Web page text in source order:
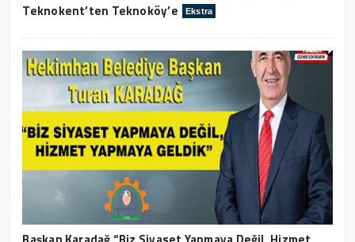
Teknokent’ten Teknoköy’e Ekstra